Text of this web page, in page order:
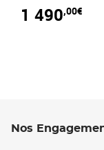
1 490,00€
Nos